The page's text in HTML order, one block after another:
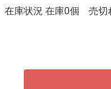
在庫状況 在庫0個 売切